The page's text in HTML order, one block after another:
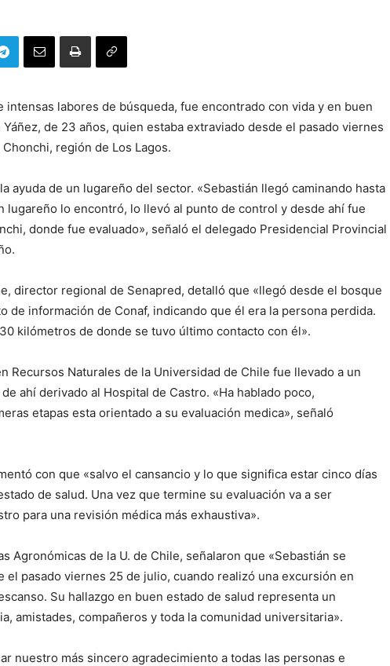
intensas labores de búsqueda, fue encontrado con vida y en buen
de 23 años, quien estaba extraviado desde el pasado viernes
región de Los Lagos.
ayuda de un lugareño del sector. «Sebastián llegó caminando hasta
lugareño lo encontró, lo llevó al punto de control y desde ahí fue
donde fue evaluado», señaló el delegado Presidencial Provincial
director regional de Senapred, detalló que «llegó desde el bosque
de información de Conaf, indicando que él era la persona perdida.
kilómetros de donde se tuvo último contacto con él».
Recursos Naturales de la Universidad de Chile fue llevado a un
ahí derivado al Hospital de Castro. «Ha hablado poco,
etapas esta orientado a su evaluación medica», señaló
con que «salvo el cansancio y lo que significa estar cinco días
de salud. Una vez que termine su evaluación va a ser
para una revisión médica más exhaustiva».
Agronómicas de la U. de Chile, señalaron que «Sebastián se
el pasado viernes 25 de julio, cuando realizó una excursión en
Su hallazgo en buen estado de salud representa un
amistades, compañeros y toda la comunidad universitaria».
nuestro más sincero agradecimiento a todas las personas e